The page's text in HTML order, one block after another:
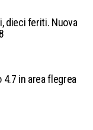
dieci feriti. Nuova
in area flegrea